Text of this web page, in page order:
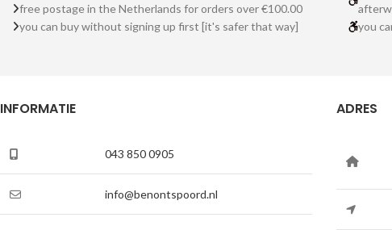
free postage in the Netherlands for orders over €100.00
you can buy without signing up first [it's safer that way]
you
INFORMATIE
043 850 0905
info@benontspoord.nl
ADRES